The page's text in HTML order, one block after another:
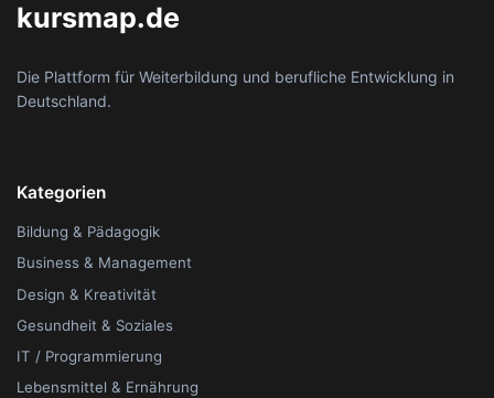
kursmap.de
Die Plattform für Weiterbildung und berufliche Entwicklung in
Deutschland.
Kategorien
Bildung & Pädagogik
Business & Management
Design & Kreativität
Gesundheit & Soziales
IT / Programmierung
Lebensmittel & Ernährung